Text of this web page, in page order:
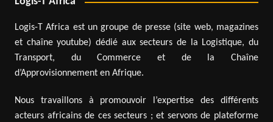
Logis-T Africa est un groupe de presse (site web, magazines
et chaîne youtube) dédié aux secteurs de la Logistique, du
Transport, du Commerce et de la Chaîne
d’Approvisionnement en Afrique.
Nous travaillons à promouvoir l’expertise des différents
acteurs africains de ces secteurs ; et servons de plateforme